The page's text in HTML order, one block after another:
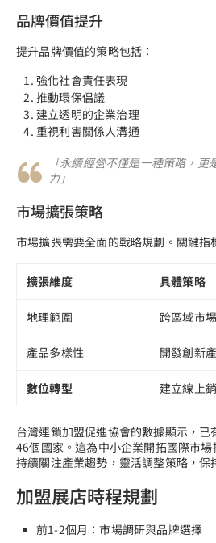
品牌價值提升
提升品牌價值的策略包括：
強化社會責任表現
推動環保倡議
建立透明的企業治理
重視利害關係人溝通
「永續經營不僅是一種策略，
力」
市場擴張策略
市場擴張需要全面的戰略規劃。關鍵指
擴張維度 具體策略
地理範圍 跨區域市
產品多樣性 開發創新
數位轉型 建立線上
台灣連鎖加盟促進協會的數據顯示，
46個國家。這為中小企業開拓國際市
持續關注產業趨勢，靈活調整策略，保
加盟展店時程規劃
前1-2個月：市場調研與品牌選擇